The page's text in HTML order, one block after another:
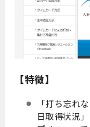
【特徴】
「打ち忘れ
日取得状況